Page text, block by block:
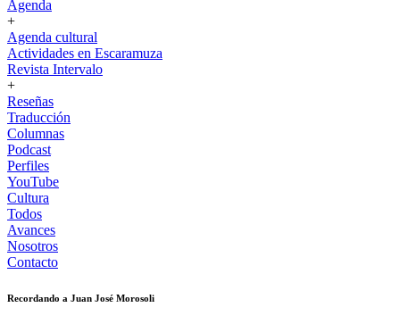
Agenda
+
Agenda cultural
Actividades en Escaramuza
Revista Intervalo
+
Reseñas
Traducción
Columnas
Podcast
Perfiles
YouTube
Cultura
Todos
Avances
Nosotros
Contacto
Recordando a Juan José Morosoli